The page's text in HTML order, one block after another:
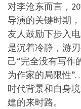
对李沧东而言，
导演的关键时期
友人鼓励下步入
是沉着冷静，游
己“完全没有写作
为作家的局限性
时代背景和自身
建的来时路。